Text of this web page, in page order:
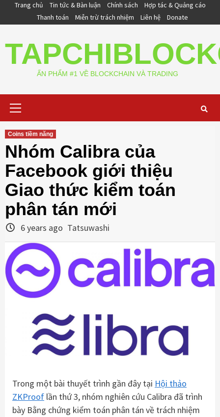
Trang chủ Tin tức & Bàn luận Chính sách
Hợp tác & Quảng cáo
Thanh toán
Miễn trừ trách nhiệm Liên hệ Donate
ẤN PHẨM #1 VỀ BLOCKCHAIN VÀ TRADING
Coins tiềm năng
Nhóm Calibra của
Facebook giới thiệu
Giao thức kiểm toán
phân tán mới
6 years ago Tatsuwashi
Trong một bài thuyết trình gần đây tại Hội thảo
ZKProof lần thứ 3, nhóm nghiên cứu Calibra đã trình
bày Bằng chứng kiểm toán phân tán về trách nhiệm